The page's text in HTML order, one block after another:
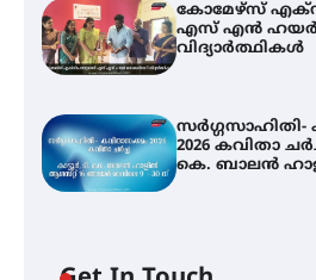
കോമേഴ്സ്
എസ് എൻ ഹയർ
വിദ്യാർത്ഥികൾ
സർഗ്ഗസാഹിതി-
2026 കവിതാ
കെ. ബാലൻ